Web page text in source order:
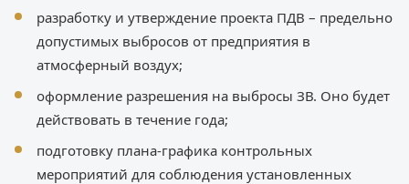
разработку и утверждение проекта ПДВ – предельно
допустимых выбросов от предприятия в
атмосферный воздух;
оформление разрешения на выбросы ЗВ. Оно будет
действовать в течение года;
подготовку плана-графика контрольных
мероприятий для соблюдения установленных